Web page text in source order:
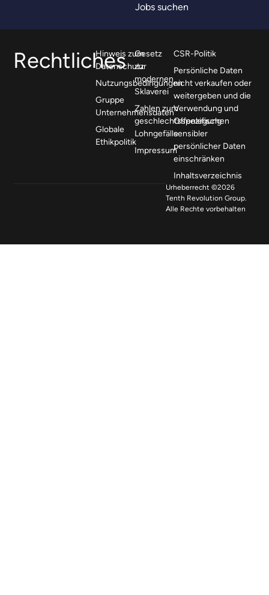
Jobs suchen
Rechtliches
Hinweis zum
Datenschutz
Nutzungsbedingungen
Gruppe
Unternehmensdaten
Globale
Ethikpolitik
Gesetz
zur
modernen
Sklaverei
Zahlen zum
geschlechtsspezifischen
Lohngefälle
Impressum
CSR-Politik
Persönliche Daten
nicht verkaufen oder
weitergeben und die
Verwendung und
Offenlegung
sensibler
persönlicher Daten
einschränken
Inhaltsverzeichnis
Urheberrecht ©2026
Tenth Revolution Group.
Alle Rechte vorbehalten